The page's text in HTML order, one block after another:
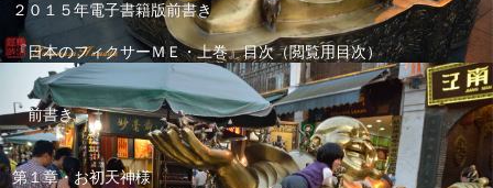
２０１５年電子書籍版前書き
『日本のフィクサーＭＥ・上巻』目次（閲覧用目次）
前書き
第１章・お初天神様